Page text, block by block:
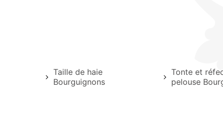
Taille de haie
Bourguignons
Tonte et
pelouse